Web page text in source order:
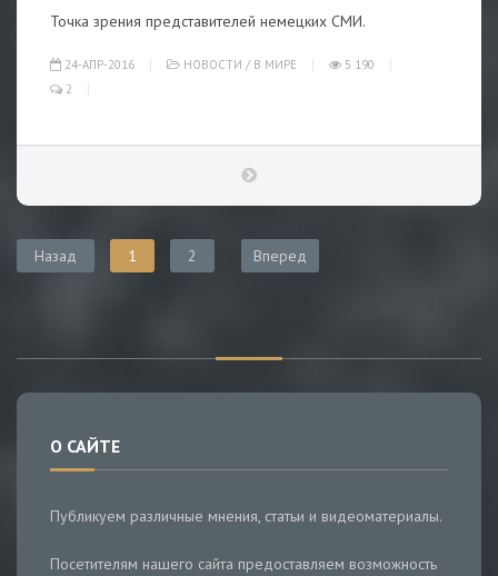
Точка зрения представителей немецких СМИ.
24-АПР-2016 НОВОСТИ / В МИРЕ
5 190
2
Назад 1 2 Вперед
О САЙТЕ
Публикуем различные мнения, статьи и видеоматериалы.
Посетителям нашего сайта предоставляем возможность